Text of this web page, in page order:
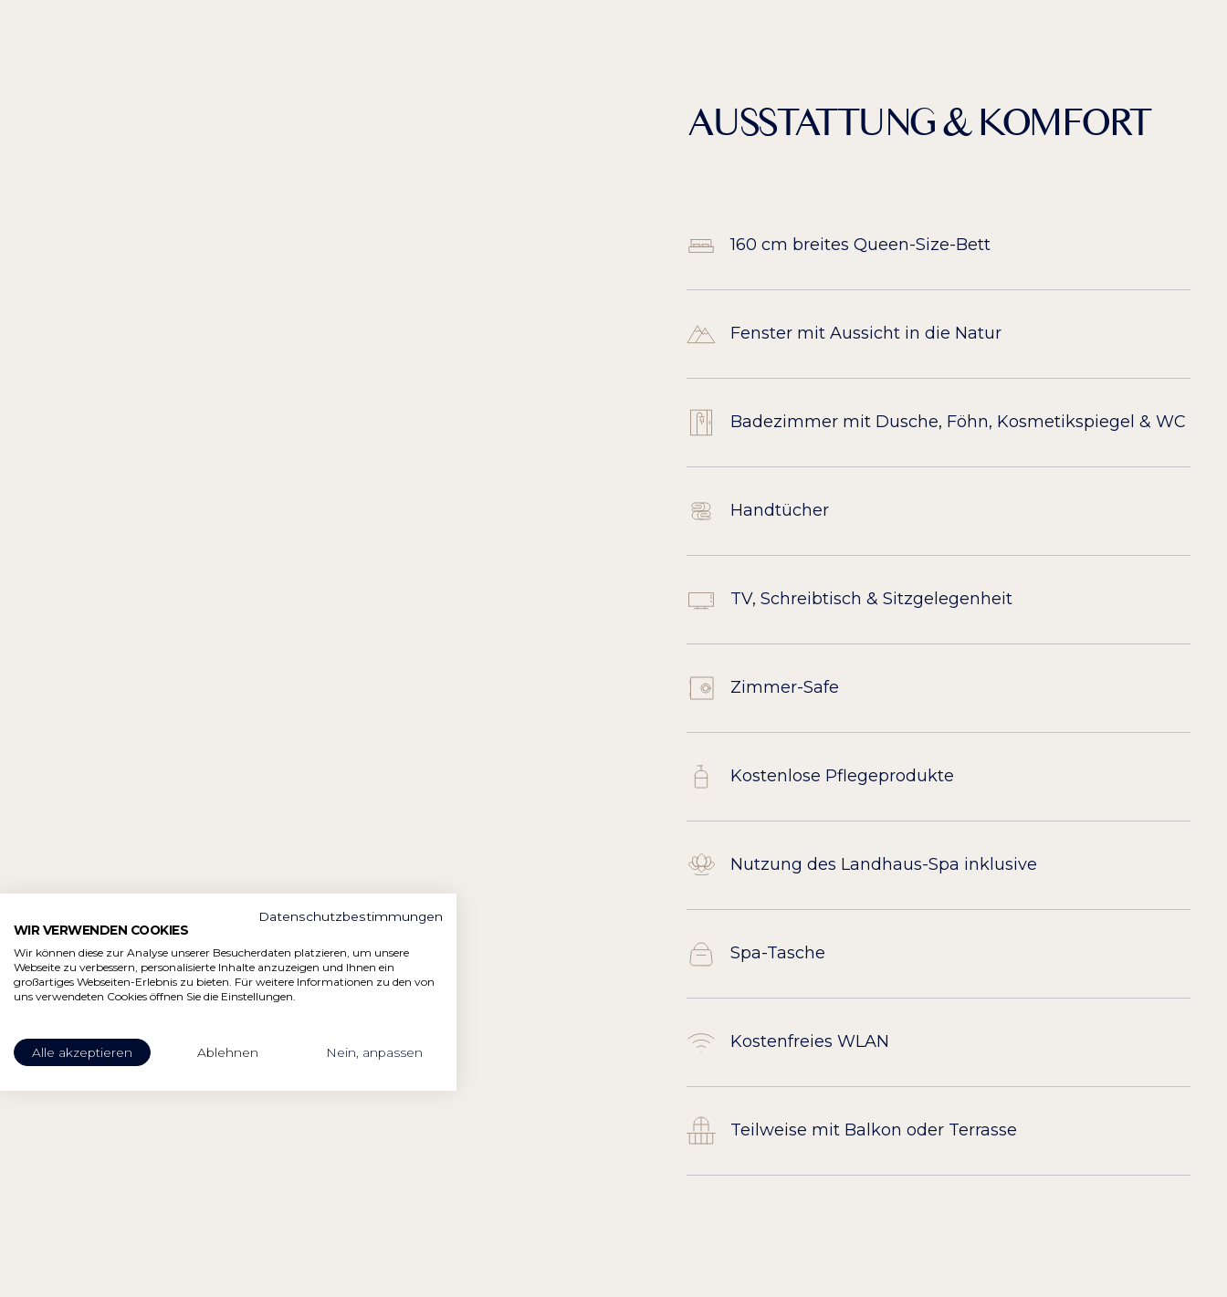
AUSSTATTUNG & KOMFORT
160 cm breites Queen-Size-Bett
Fenster mit Aussicht in die Natur
Badezimmer mit Dusche, Föhn, Kosmetikspiegel & WC
Handtücher
TV, Schreibtisch & Sitzgelegenheit
Zimmer-Safe
Kostenlose Pflegeprodukte
Nutzung des Landhaus-Spa inklusive
Spa-Tasche
Kostenfreies WLAN
Teilweise mit Balkon oder Terrasse
Datenschutzbestimmungen
WIR VERWENDEN COOKIES
Wir können diese zur Analyse unserer Besucherdaten platzieren, um unsere
Webseite zu verbessern, personalisierte Inhalte anzuzeigen und Ihnen ein
großartiges Webseiten-Erlebnis zu bieten. Für weitere Informationen zu den von
uns verwendeten Cookies öffnen Sie die Einstellungen.
Alle akzeptieren Ablehnen Nein, anpassen